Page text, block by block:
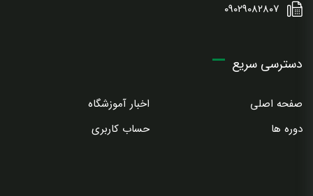
۰۹۰۲۹۰۸۲۸۰۷
دسترسی سریع
صفحه اصلی
اخبار آموزشگاه
دوره ها
حساب کاربری